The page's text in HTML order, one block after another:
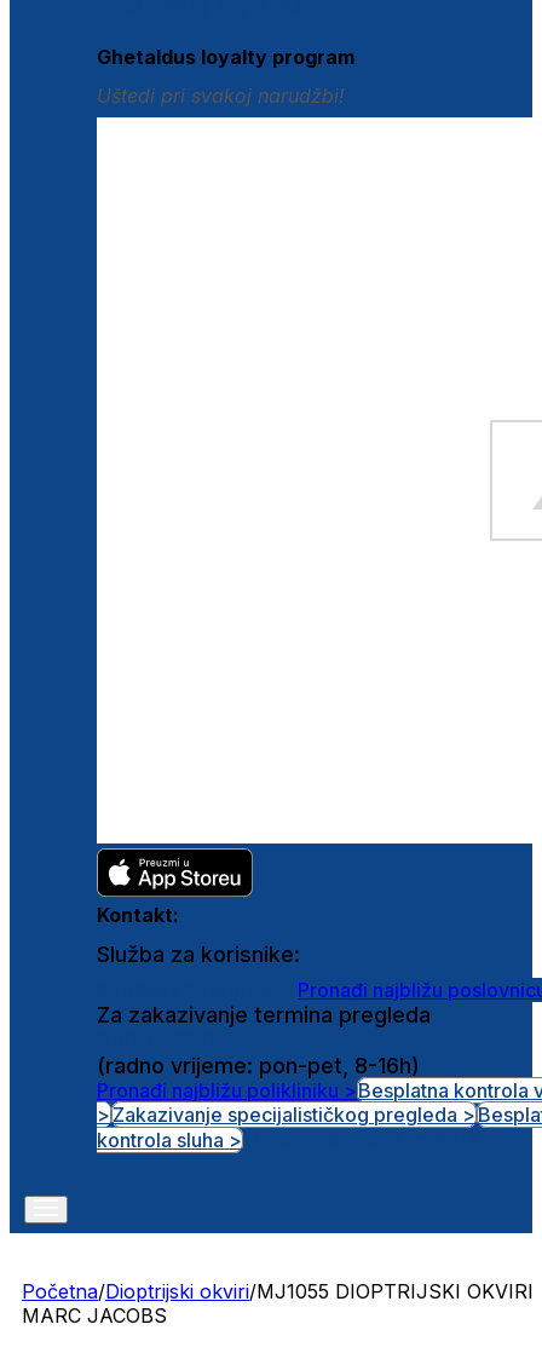
Ghetaldus loyalty program
Uštedi pri svakoj narudžbi!
Kontakt:
Služba za korisnike:
Pronađi najbližu
Za zakazivanje termina pregleda
(radno vrijeme: pon-pet, 8-16h)
Pronađi najbližu polikliniku >Besplatna kontrola
>Zakazivanje specijalističkog pregleda >
kontrola sluha >
Početna/Dioptrijski okviri/MJ1055 DIOPTRIJSKI OKVIRI
MARC JACOBS